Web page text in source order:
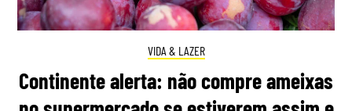
VIDA & LAZER
Continente alerta: não compre ameixas